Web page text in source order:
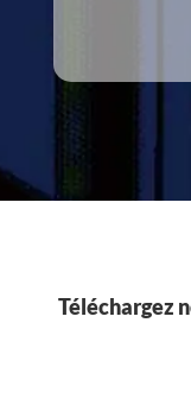
Téléchargez